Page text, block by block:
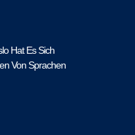
Hat Es Sich
Von Sprachen